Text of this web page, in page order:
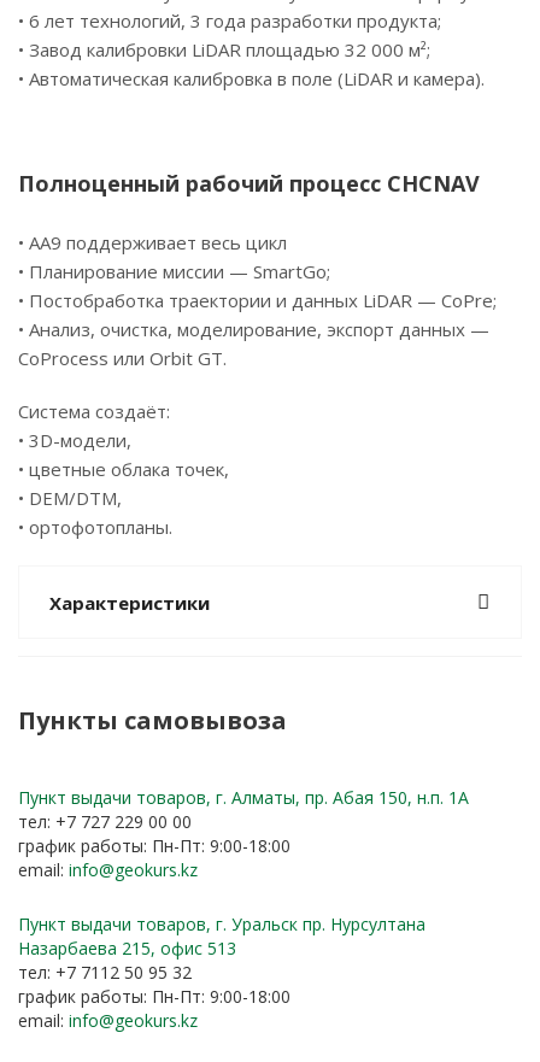
• 6 лет технологий, 3 года разработки продукта;
• Завод калибровки LiDAR площадью 32 000 м²;
• Автоматическая калибровка в поле (LiDAR и камера).
Полноценный рабочий процесс CHCNAV
• AA9 поддерживает весь цикл
• Планирование миссии — SmartGo;
• Постобработка траектории и данных LiDAR — CoPre;
• Анализ, очистка, моделирование, экспорт данных —
CoProcess или Orbit GT.
Система создаёт:
• 3D-модели,
• цветные облака точек,
• DEM/DTM,
• ортофотопланы.
Характеристики
Пункты самовывоза
Пункт выдачи товаров, г. Алматы, пр. Абая 150, н.п. 1А
тел: +7 727 229 00 00
график работы: Пн-Пт: 9:00-18:00
email: info@geokurs.kz
Пункт выдачи товаров, г. Уральск пр. Нурсултана
Назарбаева 215, офис 513
тел: +7 7112 50 95 32
график работы: Пн-Пт: 9:00-18:00
email: info@geokurs.kz